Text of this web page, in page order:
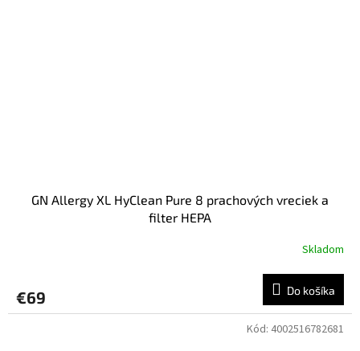
GN Allergy XL HyClean Pure 8 prachových vreciek a
filter HEPA
Skladom
€69 Do košíka
Kód: 4002516782681